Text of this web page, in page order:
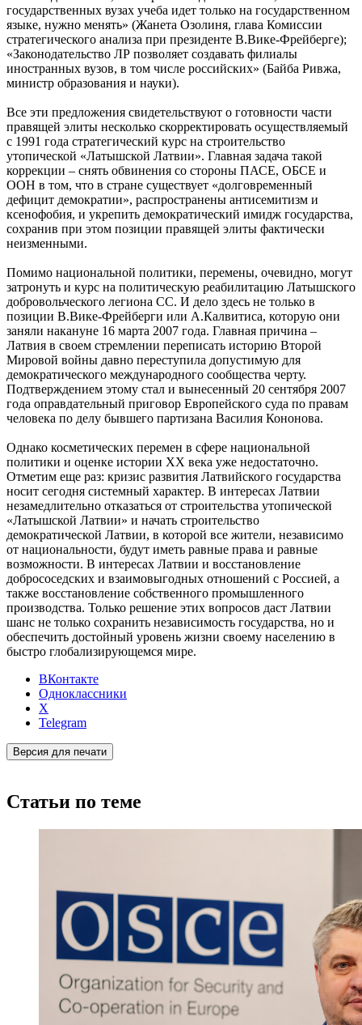
государственных вузах учеба идет только на государственном
языке, нужно менять» (Жанета Озолиня, глава Комиссии
стратегического анализа при президенте В.Вике-Фрейберге);
«Законодательство ЛР позволяет создавать филиалы
иностранных вузов, в том числе российских» (Байба Ривжа,
министр образования и науки).
Все эти предложения свидетельствуют о готовности части
правящей элиты несколько скорректировать осуществляемый
с 1991 года стратегический курс на строительство
утопической «Латышской Латвии». Главная задача такой
коррекции – снять обвинения со стороны ПАСЕ, ОБСЕ и
ООН в том, что в стране существует «долговременный
дефицит демократии», распространены антисемитизм и
ксенофобия, и укрепить демократический имидж государства,
сохранив при этом позиции правящей элиты фактически
неизменными.
Помимо национальной политики, перемены, очевидно, могут
затронуть и курс на политическую реабилитацию Латышского
добровольческого легиона СС. И дело здесь не только в
позиции В.Вике-Фрейберги или А.Калвитиса, которую они
заняли накануне 16 марта 2007 года. Главная причина –
Латвия в своем стремлении переписать историю Второй
Мировой войны давно переступила допустимую для
демократического международного сообщества черту.
Подтверждением этому стал и вынесенный 20 сентября 2007
года оправдательный приговор Европейского суда по правам
человека по делу бывшего партизана Василия Кононова.
Однако косметических перемен в сфере национальной
политики и оценке истории ХХ века уже недостаточно.
Отметим еще раз: кризис развития Латвийского государства
носит сегодня системный характер. В интересах Латвии
незамедлительно отказаться от строительства утопической
«Латышской Латвии» и начать строительство
демократической Латвии, в которой все жители, независимо
от национальности, будут иметь равные права и равные
возможности. В интересах Латвии и восстановление
добрососедских и взаимовыгодных отношений с Россией, а
также восстановление собственного промышленного
производства. Только решение этих вопросов даст Латвии
шанс не только сохранить независимость государства, но и
обеспечить достойный уровень жизни своему населению в
быстро глобализирующемся мире.
ВКонтакте
Одноклассники
X
Telegram
Версия для печати
Статьи по теме